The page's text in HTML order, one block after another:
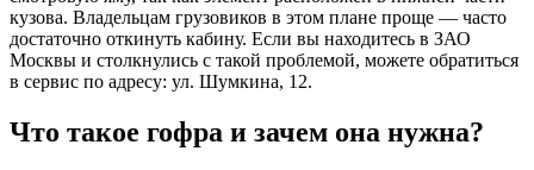
кузова. Владельцам грузовиков в этом плане проще — часто
достаточно откинуть кабину. Если вы находитесь в ЗАО
Москвы и столкнулись с такой проблемой, можете обратиться
в сервис по адресу: ул. Шумкина, 12.
Что такое гофра и зачем она нужна?